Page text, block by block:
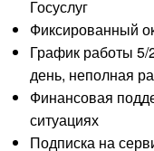
Госуслуг
Фиксированный
График работы
день, неполная
Финансовая
ситуациях
Подписка на